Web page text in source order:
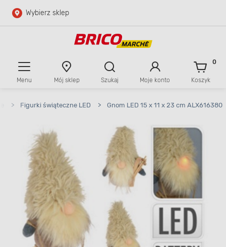
Przejdź do głównej zawartości
Wybierz sklep
Menu Mój sklep Szukaj Moje konto Koszyk
0
> Figurki świąteczne LED > Gnom LED 15 x 11 x 23 cm ALX616380